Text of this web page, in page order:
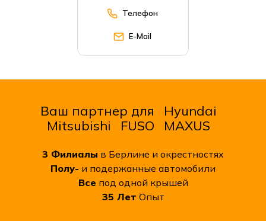
Телефон
E-Mail
Ваш партнер для
Hyundai
Mitsubishi
FUSO MAXUS
3 Филиалы в Берлине и окрестностях
Полу- и подержанные автомобили
Все под одной крышей
35 Лет Опыт